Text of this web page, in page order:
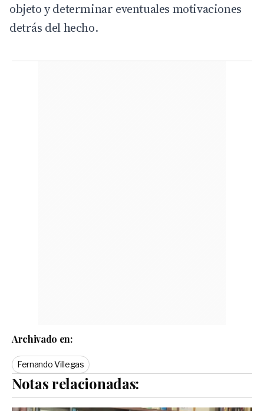
objeto y determinar eventuales motivaciones
detrás del hecho.
Archivado en:
Fernando Villegas
Notas relacionadas: